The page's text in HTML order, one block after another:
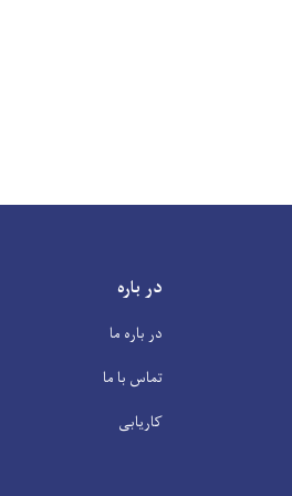
در باره
در باره ما
تماس با ما
کاریابی